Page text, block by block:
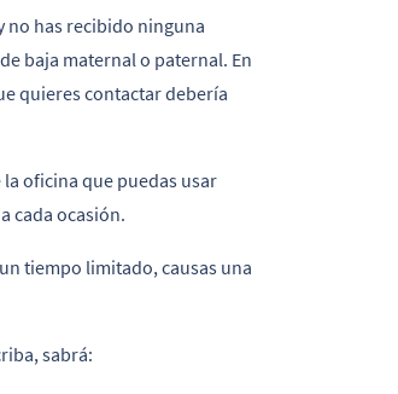
no has recibido ninguna
baja maternal o paternal. En
quieres contactar debería
oficina que puedas usar
cada ocasión.
tiempo limitado, causas una
sabrá: